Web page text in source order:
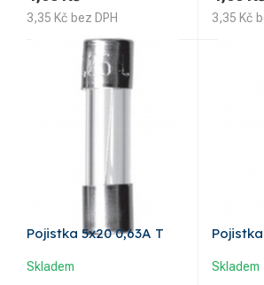
3,35 Kč bez DPH 3,35 Kč
Pojistka 5x20 0,63A T
Skladem Skladem